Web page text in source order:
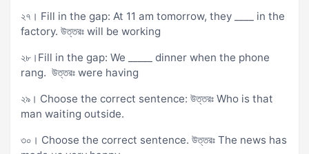
২৭। Fill in the gap: At 11 am tomorrow, they ____ in the
factory. উত্তরঃ will be working
২৮।Fill in the gap: We _____ dinner when the phone
rang. উত্তরঃ were having
২৯। Choose the correct sentence: উত্তরঃ Who is that
man waiting outside.
৩০। Choose the correct sentence. উত্তরঃ The news has